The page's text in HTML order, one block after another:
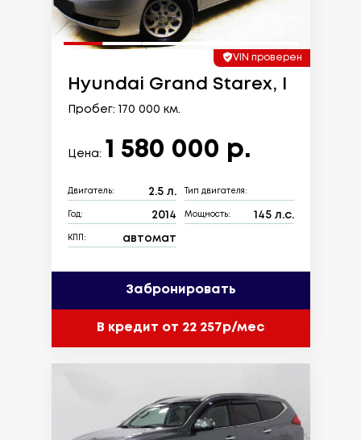
VIN проверен
Hyundai Grand Starex, I
Пробег: 170 000 км.
Цена: 1 580 000 р.
Двигатель: 2.5 л. Тип двигателя:
Год: 2014 Мощность: 145 л.с.
КПП: автомат
Забронировать
В кредит от 22 257р/мес